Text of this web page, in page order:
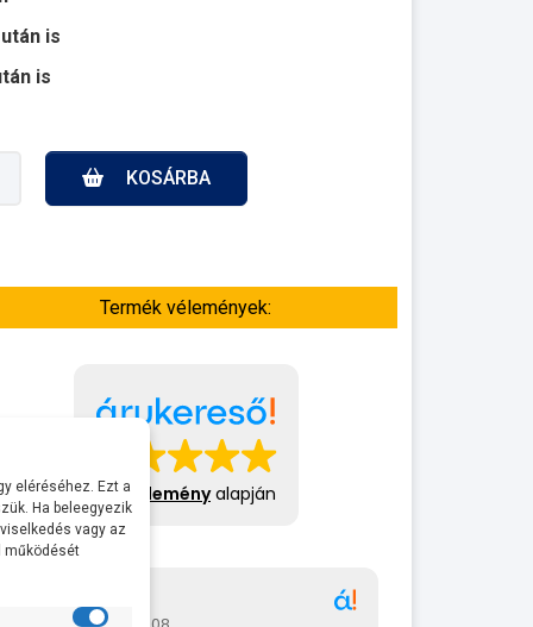
is
is
KOSÁRBA
Termék vélemények:
413 véleményalapján
Gábor
eléréséhez. Ezt a
Ha beleegyezik
vagy az
működését